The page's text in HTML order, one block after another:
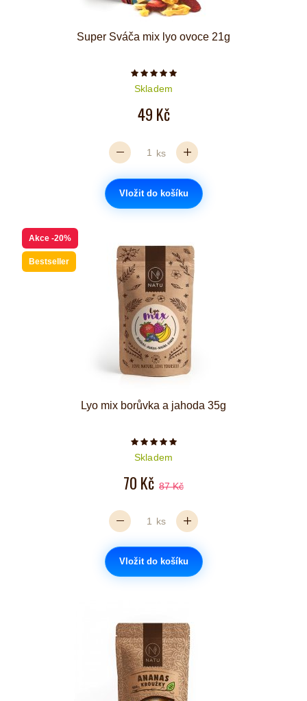
Super Sváča mix lyo ovoce 21g
Počet hvězdiček je 5 z 5
Skladem
49 Kč
ks
Vložit do košíku
Akce -20%
Bestseller
Lyo mix borůvka a jahoda 35g
Počet hvězdiček je 5 z 5
Skladem
70 Kč 87 Kč
ks
Vložit do košíku